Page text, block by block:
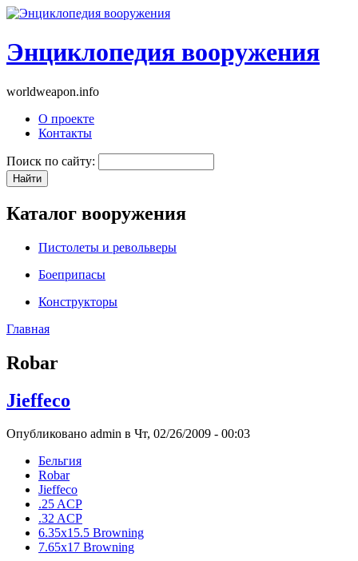
Энциклопедия вооружения
worldweapon.info
О проекте
Контакты
Поиск по сайту:
Каталог вооружения
Пистолеты и револьверы
Боеприпасы
Конструкторы
Главная
Robar
Jieffeco
Опубликовано admin в Чт, 02/26/2009 - 00:03
Бельгия
Robar
Jieffeco
.25 ACP
.32 ACP
6.35x15.5 Browning
7.65x17 Browning